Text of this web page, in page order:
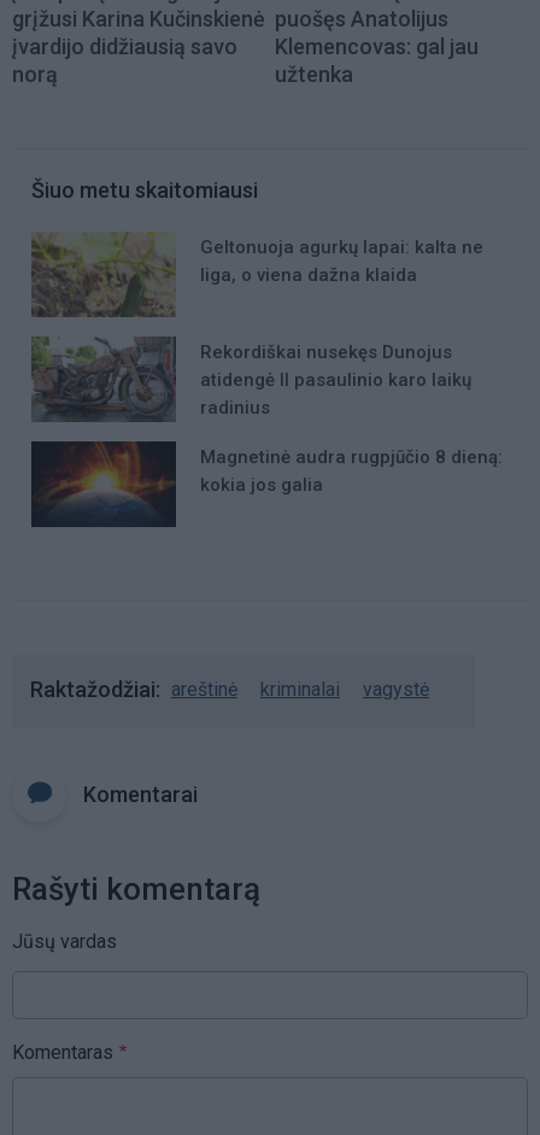
grįžusi Karina Kučinskienė
įvardijo didžiausią savo
norą
puošęs Anatolijus
Klemencovas: gal jau
užtenka
Šiuo metu skaitomiausi
Geltonuoja agurkų lapai: kalta ne
liga, o viena dažna klaida
Rekordiškai nusekęs Dunojus
atidengė II pasaulinio karo laikų
radinius
Magnetinė audra rugpjūčio 8 dieną:
kokia jos galia
Raktažodžiai areštinė kriminalai vagystė
Komentarai
Rašyti komentarą
Jūsų vardas
Komentaras